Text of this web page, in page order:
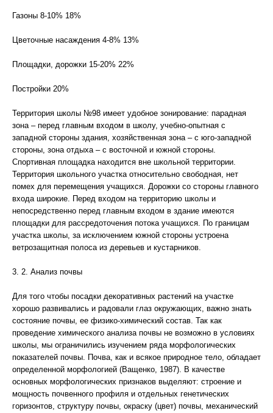
Газоны 8-10% 18%
Цветочные насаждения 4-8% 13%
Площадки, дорожки 15-20% 22%
Постройки 20%
Территория школы №98 имеет удобное зонирование: парадная
зона – перед главным входом в школу, учебно-опытная с
западной стороны здания, хозяйственная зона – с юго-западной
стороны, зона отдыха – с восточной и южной стороны.
Спортивная площадка находится вне школьной территории.
Территория школьного участка относительно свободная, нет
помех для перемещения учащихся. Дорожки со стороны главного
входа широкие. Перед входом на территорию школы и
непосредственно перед главным входом в здание имеются
площадки для рассредоточения потока учащихся. По границам
участка школы, за исключением южной стороны устроена
ветрозащитная полоса из деревьев и кустарников.
3. 2. Анализ почвы
Для того чтобы посадки декоративных растений на участке
хорошо развивались и радовали глаз окружающих, важно знать
состояние почвы, ее физико-химический состав. Так как
проведение химического анализа почвы не возможно в условиях
школы, мы ограничились изучением ряда морфологических
показателей почвы. Почва, как и всякое природное тело, обладает
определенной морфологией (Ващенко, 1987). В качестве
основных морфологических признаков выделяют: строение и
мощность почвенного профиля и отдельных генетических
горизонтов, структуру почвы, окраску (цвет) почвы, механический